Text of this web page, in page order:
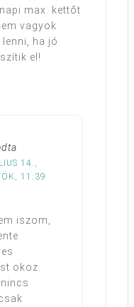
max. kettőt
vagyok
ha jó
el!
14.,
11:39
iszom,
okoz.